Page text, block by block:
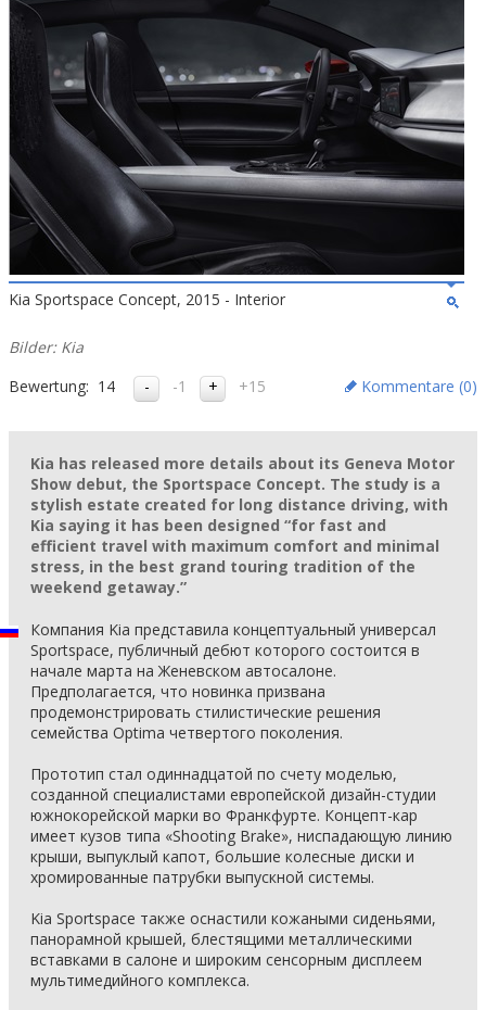
Kia Sportspace Concept, 2015 - Interior
Bilder: Kia
Bewertung: 14 -1 +15 Kommentare (0)
Kia has released more details about its Geneva Motor
Show debut, the Sportspace Concept. The study is a
stylish estate created for long distance driving, with
Kia saying it has been designed “for fast and
efficient travel with maximum comfort and minimal
stress, in the best grand touring tradition of the
weekend getaway.”
Компания Kia представила концептуальный универсал
Sportspace, публичный дебют которого состоится в
начале марта на Женевском автосалоне.
Предполагается, что новинка призвана
продемонстрировать стилистические решения
семейства Optima четвертого поколения.
Прототип стал одиннадцатой по счету моделью,
созданной специалистами европейской дизайн-студии
южнокорейской марки во Франкфурте. Концепт-кар
имеет кузов типа «Shooting Brake», ниспадающую линию
крыши, выпуклый капот, большие колесные диски и
хромированные патрубки выпускной системы.
Kia Sportspace также оснастили кожаными сиденьями,
панорамной крышей, блестящими металлическими
вставками в салоне и широким сенсорным дисплеем
мультимедийного комплекса.